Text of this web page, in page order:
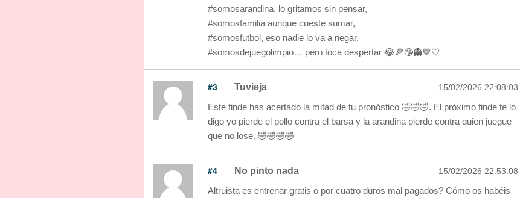
#somosarandina, lo gritamos sin pensar,
#somosfamilia aunque cueste sumar,
#somosfutbol, eso nadie lo va a negar,
#somosdejuegolimpio… pero toca despertar 😂🍕🤥👻💙🤍
#3 Tuvieja 15/02/2026 22:08:03
Este finde has acertado la mitad de tu pronóstico 🤣🤣🤣. El próximo finde te lo
digo yo pierde el pollo contra el barsa y la arandina pierde contra quien juegue
que no lose. 🤣🤣🤣🤣
#4 No pinto nada 15/02/2026 22:53:08
Altruista es entrenar gratis o por cuatro duros mal pagados? Cómo os habéis